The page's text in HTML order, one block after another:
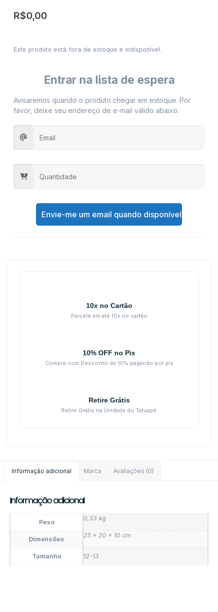
R$0,00
Este produto está fora de estoque e indisponível.
Entrar na lista de espera
Avisaremos quando o produto chegar em estoque. Por
favor, deixe seu endereço de e-mail válido abaixo.
Envie-me um email quando disponível
10x no Cartão
Parcele em até 10x no cartão
10% OFF no Pix
Compre com Desconto de 10% pagando por pix
Retire Grátis
Retire Grátis na Unidade do Tatuapé
Informação adicional Marca Avaliações (0)
Informação adicional
Peso
0,33 kg
Dimensões
25 × 20 × 10 cm
Tamanho 12-13